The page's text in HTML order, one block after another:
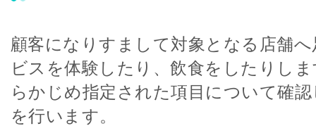
顧客になりすまして対象となる店舗
ビスを体験したり、飲食をしたりし
らかじめ指定された項目について確
を行います。